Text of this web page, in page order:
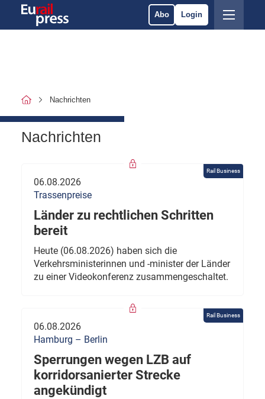
Abo Login
Nachrichten
Nachrichten
Rail Business
06.08.2026
Trassenpreise
Länder zu rechtlichen Schritten
bereit
Heute (06.08.2026) haben sich die
Verkehrsministerinnen und -minister der Länder
zu einer Videokonferenz zusammengeschaltet.
Rail Business
06.08.2026
Hamburg – Berlin
Sperrungen wegen LZB auf
korridorsanierter Strecke
angekündigt